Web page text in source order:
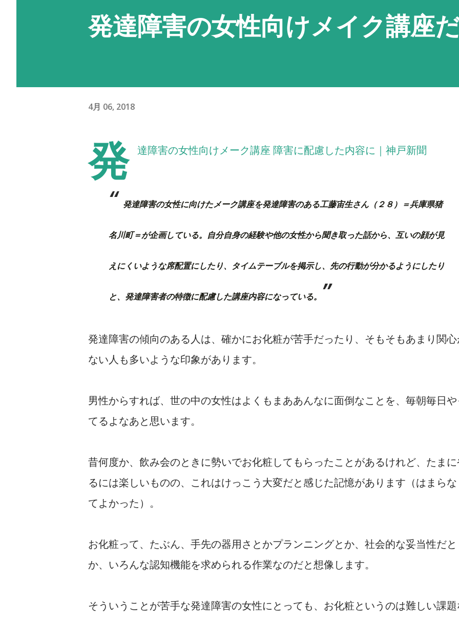
発達障害の女性向けメイク講座
4月 06, 2018
発 達障害の女性向けメーク講座 障害に配慮した内容に ｜神戸新聞
発達障害の女性に向けたメーク講座を発達障害のある工藤宙生さん（２８）＝兵庫県猪
名川町＝が企画している。自分自身の経験や他の女性から聞き取った話から、互いの顔が見
えにくいような席配置にしたり、タイムテーブルを掲示し、先の行動が分かるようにしたり
と、発達障害者の特徴に配慮した講座内容になっている。
発達障害の傾向のある人は、確かにお化粧が苦手だったり、そもそもあまり関
ない人も多いような印象があります。
男性からすれば、世の中の女性はよくもまああんなに面倒なことを、毎朝毎日
てるよなあと思います。
昔何度か、飲み会のときに勢いでお化粧してもらったことがあるけれど、たま
るには楽しいものの、これはけっこう大変だと感じた記憶があります（はまら
てよかった）。
お化粧って、たぶん、手先の器用さとかプランニングとか、社会的な妥当性だと
か、いろんな認知機能を求められる作業なのだと想像します。
そういうことが苦手な発達障害の女性にとっても、お化粧というのは難しい課